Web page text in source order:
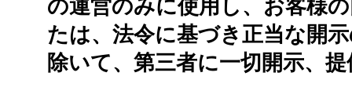
の運営のみに使用し、お客様
たは、法令に基づき正当な開
除いて、第三者に一切開示、